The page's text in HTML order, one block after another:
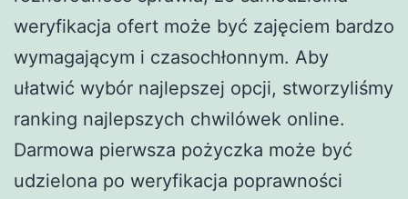
weryfikacja ofert może być zajęciem bardzo
wymagającym i czasochłonnym. Aby
ułatwić wybór najlepszej opcji, stworzyliśmy
ranking najlepszych chwilówek online.
Darmowa pierwsza pożyczka może być
udzielona po weryfikacja poprawności